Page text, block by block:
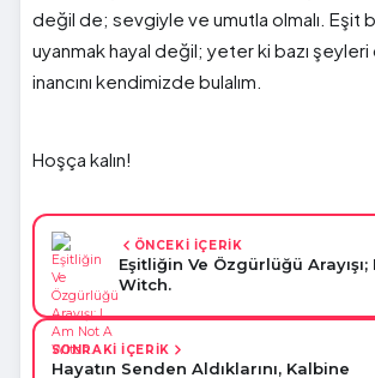
değil de; sevgiyle ve umutla olmalı. Eşit
uyanmak hayal değil; yeter ki bazı
inancını kendimizde bulalım.
Hoşça kalın!
ÖNCEKİ İÇERİK
Eşitliğin Ve Özgürlüğü Arayışı;
Witch.
SONRAKİ İÇERİK
Hayatın Senden Aldıklarını, Kalbine